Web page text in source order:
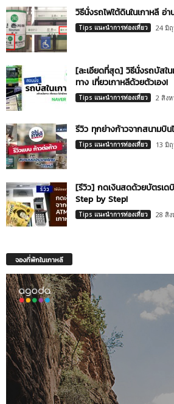
วิธีนั่งรถไฟใต้ดินในเกาหลี อ่
Tips แนะนำการท่องเที่ยว 24 มิ
[ละเอียดที่สุด] วิธีนั่งรถบัสใ
ทาง เที่ยวเกาหลีด้วยตัวเอง!
Tips แนะนำการท่องเที่ยว 2 สิง
รีวิว ทุกย่างก้าวจากสนามบิน
Tips แนะนำการท่องเที่ยว 13 มิ
[รีวิว] กดเงินสดด้วยบัตรเด
Step by Step!
Tips แนะนำการท่องเที่ยว 28 สิ
จองที่พักในเกาหลี